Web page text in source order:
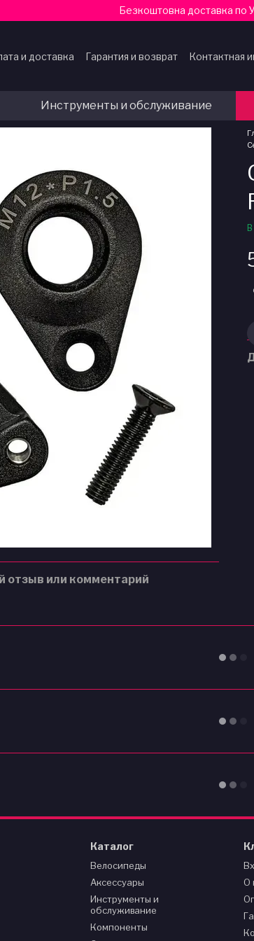
Безкоштовна доставка по
и доставка Гарантия и возврат Контактная
Инструменты и обслуживание
отзыв или комментарий
Каталог
Велосипеды
Аксессуары
Инструменты и
обслуживание
Компоненты
О